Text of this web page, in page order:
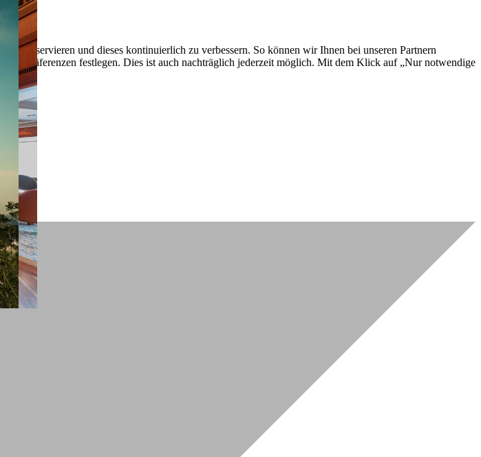
zu servieren und dieses kontinuierlich zu verbessern. So können wir Ihnen bei unseren Partnern
Präferenzen festlegen. Dies ist auch nachträglich jederzeit möglich. Mit dem Klick auf „Nur notwendige